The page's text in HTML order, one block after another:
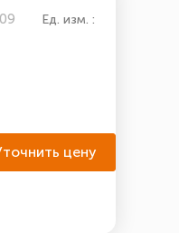
Ед. изм. :
цену